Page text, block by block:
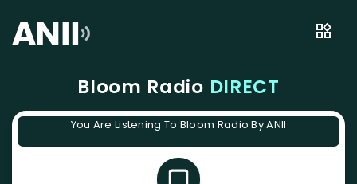
Bloom Radio DIRECT
You Are Listening To Bloom Radio By ANII